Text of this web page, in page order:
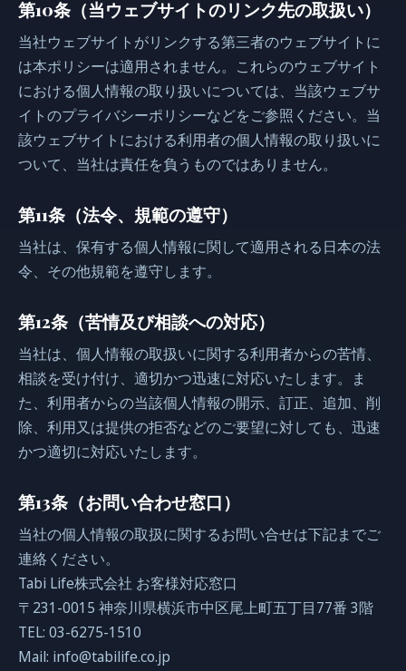
第10条（当ウェブサイトのリンク先の取扱い）
当社ウェブサイトがリンクする第三者のウェブサイトに
は本ポリシーは適用されません。これらのウェブサイト
における個人情報の取り扱いについては、当該ウェブサ
イトのプライバシーポリシーなどをご参照ください。当
該ウェブサイトにおける利用者の個人情報の取り扱いに
ついて、当社は責任を負うものではありません。
第11条（法令、規範の遵守）
当社は、保有する個人情報に関して適用される日本の法
令、その他規範を遵守します。
第12条（苦情及び相談への対応）
当社は、個人情報の取扱いに関する利用者からの苦情、
相談を受け付け、適切かつ迅速に対応いたします。ま
た、利用者からの当該個人情報の開示、訂正、追加、削
除、利用又は提供の拒否などのご要望に対しても、迅速
かつ適切に対応いたします。
第13条（お問い合わせ窓口）
当社の個人情報の取扱に関するお問い合せは下記までご
連絡ください。
Tabi Life株式会社 お客様対応窓口
〒231-0015 神奈川県横浜市中区尾上町五丁目77番 3階
TEL: 03-6275-1510
Mail: info@tabilife.co.jp